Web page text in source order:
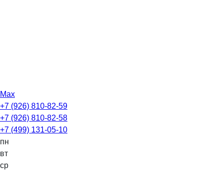
Max
+7 (926) 810-82-59
+7 (926) 810-82-58
+7 (499) 131-05-10
пн
вт
ср